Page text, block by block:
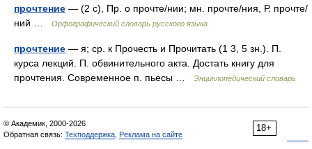
прочтение — (2 с), Пр. о прочте/нии; мн. прочте/ния, Р. прочте/
ний …
Орфографический словарь русского языка
прочтение — я; ср. к Прочесть и Прочитать (1 3, 5 зн.). П.
курса лекций. П. обвинительного акта. Достать книгу для
прочтения. Современное п. пьесы …
Энциклопедический словарь
18+
© Академик, 2000-2026
Обратная связь: Техподдержка Реклама на сайте